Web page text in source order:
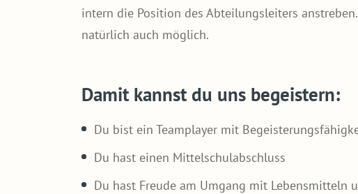
intern die Position des Abteilungsleiters
natürlich auch möglich.
Damit kannst du uns begeistern:
Du bist ein Teamplayer mit
Du hast einen Mittelschulabschluss
Du hast Freude am Umgang mit Lebensmitteln